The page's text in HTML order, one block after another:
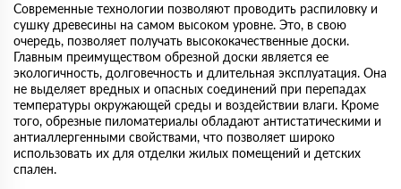
Современные технологии позволяют проводить распиловку и
сушку древесины на самом высоком уровне. Это, в свою
очередь, позволяет получать высококачественные доски.
Главным преимуществом обрезной доски является ее
экологичность, долговечность и длительная эксплуатация. Она
не выделяет вредных и опасных соединений при перепадах
температуры окружающей среды и воздействии влаги. Кроме
того, обрезные пиломатериалы обладают антистатическими и
антиаллергенными свойствами, что позволяет широко
использовать их для отделки жилых помещений и детских
спален.